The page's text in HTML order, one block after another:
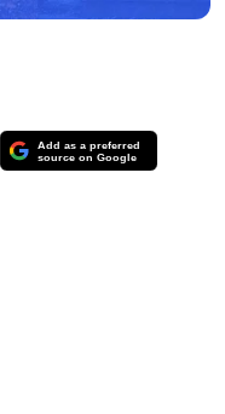
Add as a preferred
source on Google